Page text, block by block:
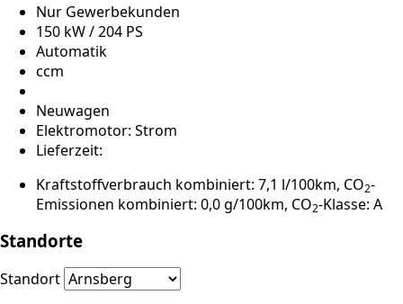
Nur Gewerbekunden
150 kW / 204 PS
Automatik
ccm
Neuwagen
Elektromotor: Strom
Lieferzeit:
Kraftstoffverbrauch kombiniert: 7,1 l/100km, CO2-
Emissionen kombiniert: 0,0 g/100km, CO2-Klasse: A
Standorte
Standort